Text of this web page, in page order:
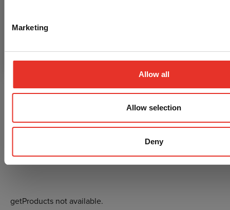
Marketing
Allow all
Allow selection
Deny
020-6136764
getProducts not available.
Gebruik onderstaande code bij het afrekenen voor 5%
AikiBudo5